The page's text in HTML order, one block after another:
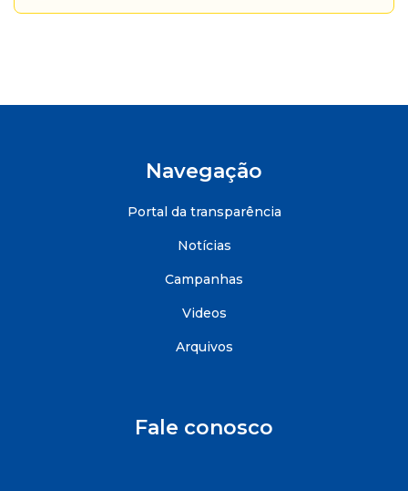
Navegação
Portal da transparência
Notícias
Campanhas
Videos
Arquivos
Fale conosco